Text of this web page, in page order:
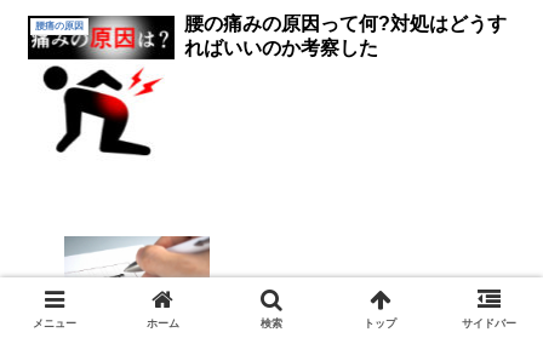
腰痛の原因
腰の痛みの原因って何?対処はどうす
ればいいのか考察した
腰痛と病名について。どんな要素が考え
られるのか？
メニュー ホーム 検索 トップ サイドバー